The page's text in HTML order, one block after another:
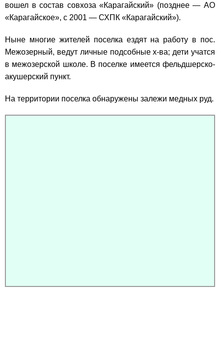
вошел в состав совхоза «Карагайский» (позднее — АО
«Карагайское», с 2001 — СХПК «Карагайский»).
Ныне многие жителей поселка ездят на работу в пос.
Межозерный, ведут личные подсобные х-ва; дети учатся
в межозерской школе. В поселке имеется фельдшерско-
акушерский пункт.
На территории поселка обнаружены залежи медных руд.